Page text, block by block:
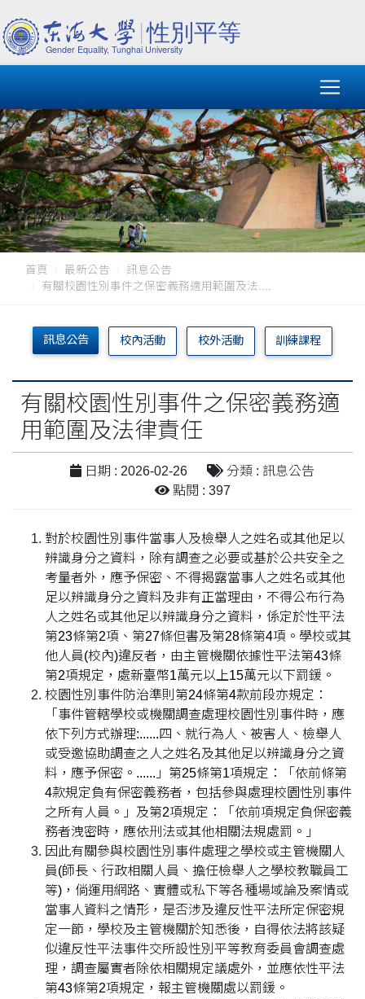
首頁 最新公告
訊息公告
有關校園性別事件之保密義務適用範圍及法....
訊息公告 校內活動 校外活動 訓練課程
有關校園性別事件之保密義務適
用範圍及法律責任
日期 : 2026-02-26
分類 : 訊息公告
點閱 : 397
對於校園性別事件當事人及檢舉人之姓名或其他足以
辨識身分之資料，除有調查之必要或基於公共安全之
考量者外，應予保密、不得揭露當事人之姓名或其他
足以辨識身分之資料及非有正當理由，不得公布行為
人之姓名或其他足以辨識身分之資料，係定於性平法
第23條第2項、第27條但書及第28條第4項。學校或其
他人員(校內)違反者，由主管機關依據性平法第43條
第2項規定，處新臺幣1萬元以上15萬元以下罰鍰。
校園性別事件防治準則第24條第4款前段亦規定：
「事件管轄學校或機關調查處理校園性別事件時，應
依下列方式辦理:......四、就行為人、被害人、檢舉人
或受邀協助調查之人之姓名及其他足以辨識身分之資
料，應予保密。......」第25條第1項規定：「依前條第
4款規定負有保密義務者，包括參與處理校園性別事件
之所有人員。」及第2項規定：「依前項規定負保密義
務者洩密時，應依刑法或其他相關法規處罰。」
因此有關參與校園性別事件處理之學校或主管機關人
員(師長、行政相關人員、擔任檢舉人之學校教職員工
等)，倘運用網路、實體或私下等各種場域論及案情或
當事人資料之情形，是否涉及違反性平法所定保密規
定一節，學校及主管機關於知悉後，自得依法將該疑
似違反性平法事件交所設性別平等教育委員會調查處
理，調查屬實者除依相關規定議處外，並應依性平法
第43條第2項規定，報主管機關處以罰鍰。